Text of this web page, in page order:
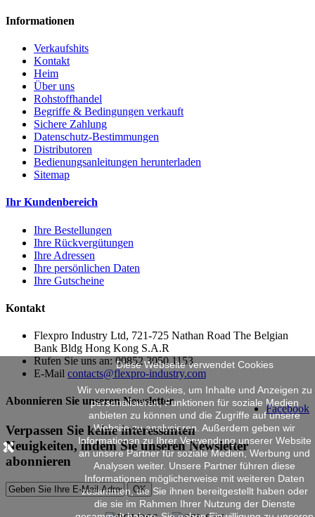
Informationen
Verkaufshits
Kontakt
Heim
Über uns
Rohstoffhandel
Begriffe & Bedingungen verkauft
Sichere Zahlung
Datenschutz-Bestimmungen
Distributoren
Bedienungsanleitungen herunterladen
Sitemap
Ihr Kundenbereich
Ihre Bestellungen
Ihre Rückvergütungen
Ihre Adressen
Ihre persönlichen Daten
Ihre Gutscheine
Kontakt
Flexpro Industry Ltd, 721-725 Nathan Road The Belgian
Bank Bldg Hong Kong S.A.R
Rufen Sie uns an: 00852 3050 1153
E-Mail contacts@flexpro-industry.com
Facebook
Abonnieren Sie unseren Newsletter
Verpassen Sie keine interessanten
Neuigkeiten, indem Sie unseren Newsletter
abonnieren
OK
Diese Webseite verwendet Cookies
Wir verwenden Cookies, um Inhalte und Anzeigen zu
personalisieren, Funktionen für soziale Medien
anbieten zu können und die Zugriffe auf unsere
Website zu analysieren. Außerdem geben wir
Informationen zu Ihrer Verwendung unserer Website
an unsere Partner für soziale Medien, Werbung und
Analysen weiter. Unsere Partner führen diese
Informationen möglicherweise mit weiteren Daten
zusammen, die Sie ihnen bereitgestellt haben oder
die sie im Rahmen Ihrer Nutzung der Dienste